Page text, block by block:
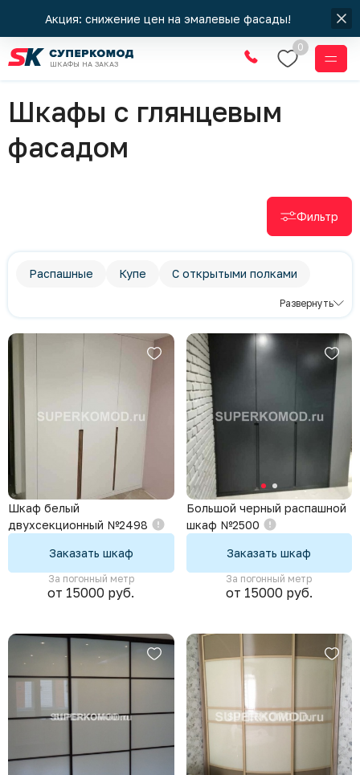
Акция: снижение цен на эмалевые фасады!
ШКАФЫ НА ЗАКАЗ
0
Шкафы
Шкафы с глянцевым
фасадом
Фильтр
Распашные Купе
С открытыми полками
Развернуть
Шкаф белый
двухсекционный №2498
Заказать шкаф
За погонный метр
от 15000 руб.
Большой черный распашной
шкаф №2500
Заказать шкаф
За погонный метр
от 15000 руб.